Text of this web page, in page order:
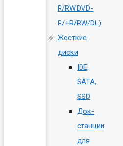
R/RW.DVD-
R/+R/RW/DL)
Жесткие
диски
IDE,
SATA,
SSD
Док-
станции
для